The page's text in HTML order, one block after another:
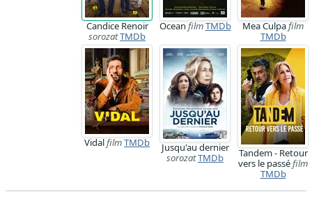
Candice Renoir
sorozatTMDb
Ocean filmTMDb Mea Culpafilm
TMDb
VidalfilmTMDb
Jusqu'au dernier
sorozatTMDb
Tandem - Retour
vers le passéfilm
TMDb